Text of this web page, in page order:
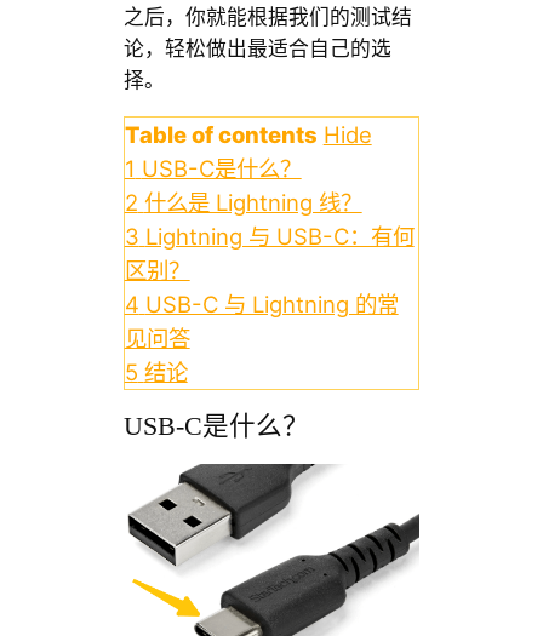
之后，你就能根据我们的测试结
论，轻松做出最适合自己的选
择。
Table of contents Hide
1 USB-C是什么？
2 什么是 Lightning 线？
3 Lightning 与 USB-C：有何
区别？
4 USB-C 与 Lightning 的常
见问答
5 结论
USB-C是什么？